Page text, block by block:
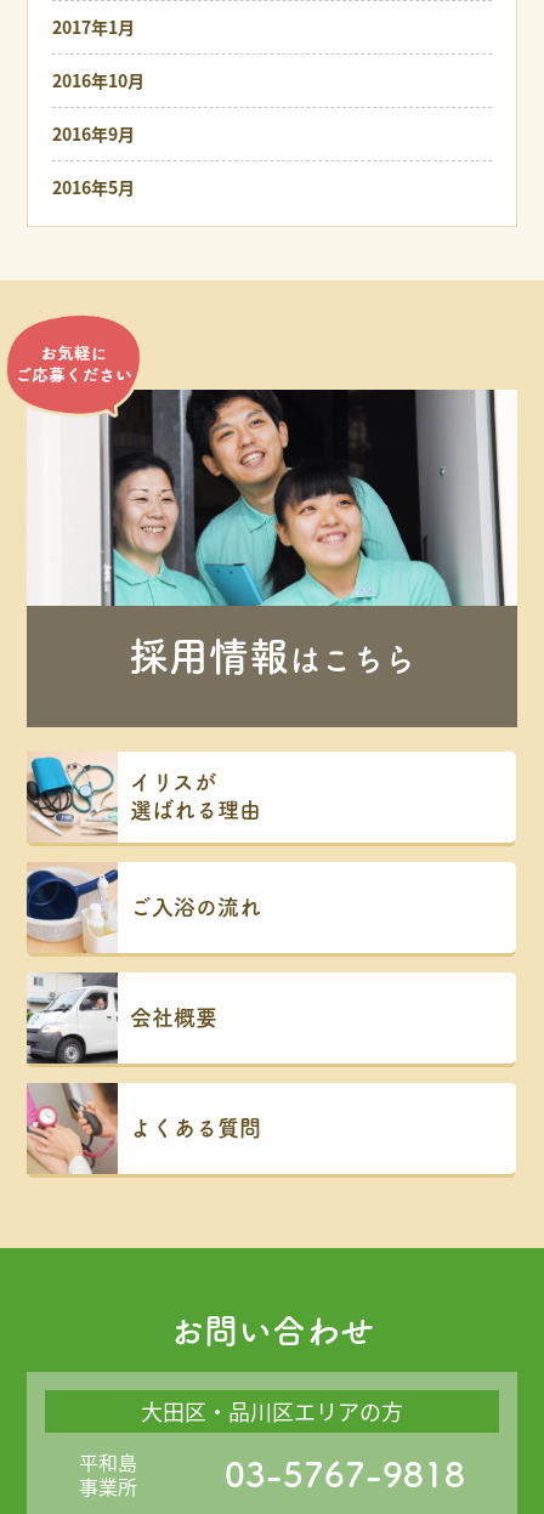
2017年1月
2016年10月
2016年9月
2016年5月
採用情報 はこちら
イリスが
選ばれる理由
ご入浴の流れ
会社概要
よくある質問
お問い合わせ
大田区・品川区エリアの方
平和島
事業所
03-5767-9818